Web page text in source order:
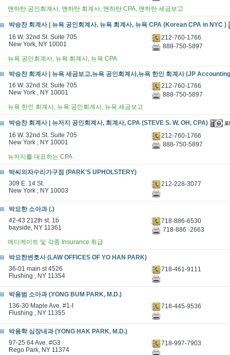
맨하탄 공인회계사, 맨하탄 회계사, 맨하탄 CPA, 맨하탄 세금보고
박승찬 회계사 | 뉴욕 공인회계사, 뉴욕 회계사, 뉴욕 CPA (Korean CPA in NYC )
16 W. 32nd St. Suite 705
New York, NY 10001
212-760-1766
888-750-5897
뉴욕 공인회계사, 뉴욕 회계사, 뉴욕 CPA
박승찬 회계사 | 뉴욕 세금보고,뉴욕 공인회계사,뉴욕 한인 회계사 (JP
16 W. 32nd St. Suite 705
New York , NY 10001
212-760-1766
888-750-5897
뉴욕 한인 회계사, 뉴욕 공인회계사, 뉴욕 세금보고
박승찬 회계사 | 뉴저지 공인회계사, 회계사, CPA (STEVE S. W. OH, CPA)
16 W. 32nd St. Suite 705
New York , NY 10001
212-760-1766
888-750-5897
뉴저지를 대표하는 CPA
박씨의자수리가구점 (PARK'S UPHOLSTERY)
309 E. 14 St.
New York , NY 10003
212-228-3077
박요한 소아과 (.)
42-43 212th st. 1b
bayside, NY 11361
718-886-6530
718-886 -2663
메디케이트 및 각종 Insurance 취급
박요한변호사 (LAW OFFICES OF YO HAN PARK)
36-01 main st 4526
Flushing , NY 11354
718-461-9111
박용범 소아과 (YONG BUM PARK, M.D.)
136-30 Maple Ave. #1-I
Flushing , NY 11355
718-445-9536
박용학 심장내과 (YONG HAK PARK, M.D.)
97-25 64 Ave. #G3
Rego Park, NY 11374
718-997-7903